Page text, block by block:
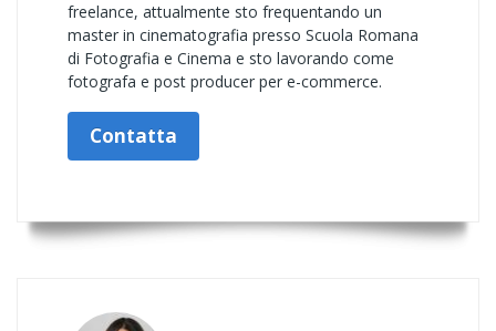
freelance, attualmente sto frequentando un
master in cinematografia presso Scuola Romana
di Fotografia e Cinema e sto lavorando come
fotografa e post producer per e-commerce.
Contatta